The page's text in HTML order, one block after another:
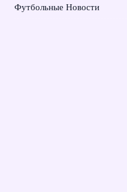
Футбольные Новости